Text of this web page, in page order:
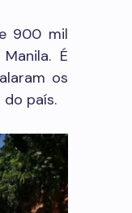
900 mil
É
os
país.